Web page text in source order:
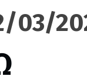
03/